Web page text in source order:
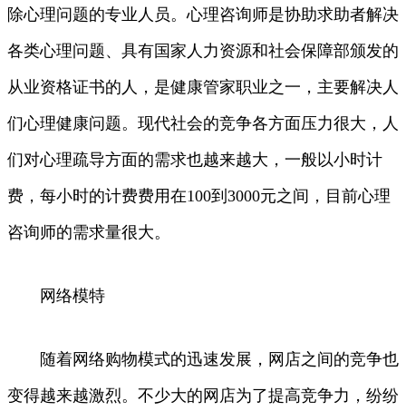
除心理问题的专业人员。心理咨询师是协助求助者解决
各类心理问题、具有国家人力资源和社会保障部颁发的
从业资格证书的人，是健康管家职业之一，主要解决人
们心理健康问题。现代社会的竞争各方面压力很大，人
们对心理疏导方面的需求也越来越大，一般以小时计
费，每小时的计费费用在100到3000元之间，目前心理
咨询师的需求量很大。
网络模特
随着网络购物模式的迅速发展，网店之间的竞争也
变得越来越激烈。不少大的网店为了提高竞争力，纷纷